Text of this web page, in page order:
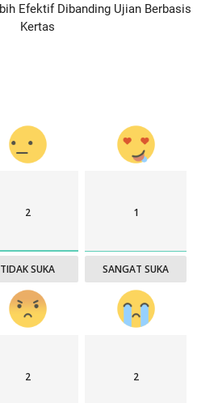
Efektif Dibanding Ujian Berbasis
Kertas
2
TIDAK SUKA
1
SANGAT SUKA
2 2